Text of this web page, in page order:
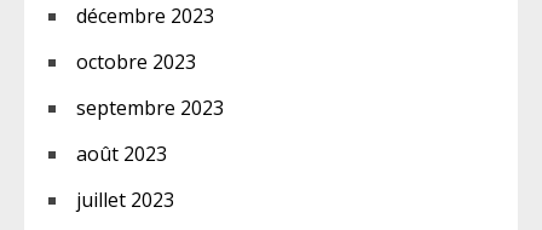
décembre 2023
octobre 2023
septembre 2023
août 2023
juillet 2023